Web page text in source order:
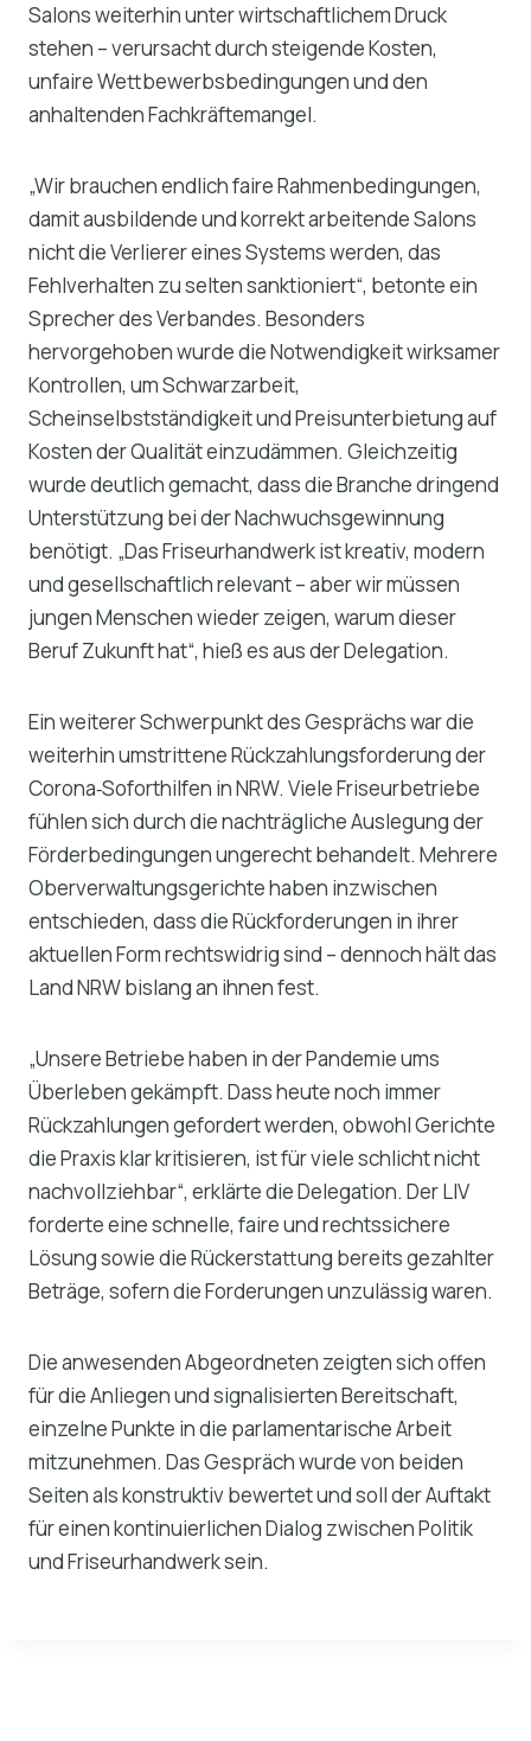
Salons weiterhin unter wirtschaftlichem Druck
stehen – verursacht durch steigende Kosten,
unfaire Wettbewerbsbedingungen und den
anhaltenden Fachkräftemangel.
„Wir brauchen endlich faire Rahmenbedingungen,
damit ausbildende und korrekt arbeitende Salons
nicht die Verlierer eines Systems werden, das
Fehlverhalten zu selten sanktioniert“, betonte ein
Sprecher des Verbandes. Besonders
hervorgehoben wurde die Notwendigkeit wirksamer
Kontrollen, um Schwarzarbeit,
Scheinselbstständigkeit und Preisunterbietung auf
Kosten der Qualität einzudämmen. Gleichzeitig
wurde deutlich gemacht, dass die Branche dringend
Unterstützung bei der Nachwuchsgewinnung
benötigt. „Das Friseurhandwerk ist kreativ, modern
und gesellschaftlich relevant – aber wir müssen
jungen Menschen wieder zeigen, warum dieser
Beruf Zukunft hat“, hieß es aus der Delegation.
Ein weiterer Schwerpunkt des Gesprächs war die
weiterhin umstrittene Rückzahlungsforderung der
Corona‑Soforthilfen in NRW. Viele Friseurbetriebe
fühlen sich durch die nachträgliche Auslegung der
Förderbedingungen ungerecht behandelt. Mehrere
Oberverwaltungsgerichte haben inzwischen
entschieden, dass die Rückforderungen in ihrer
aktuellen Form rechtswidrig sind – dennoch hält das
Land NRW bislang an ihnen fest.
„Unsere Betriebe haben in der Pandemie ums
Überleben gekämpft. Dass heute noch immer
Rückzahlungen gefordert werden, obwohl Gerichte
die Praxis klar kritisieren, ist für viele schlicht nicht
nachvollziehbar“, erklärte die Delegation. Der LIV
forderte eine schnelle, faire und rechtssichere
Lösung sowie die Rückerstattung bereits gezahlter
Beträge, sofern die Forderungen unzulässig waren.
Die anwesenden Abgeordneten zeigten sich offen
für die Anliegen und signalisierten Bereitschaft,
einzelne Punkte in die parlamentarische Arbeit
mitzunehmen. Das Gespräch wurde von beiden
Seiten als konstruktiv bewertet und soll der Auftakt
für einen kontinuierlichen Dialog zwischen Politik
und Friseurhandwerk sein.